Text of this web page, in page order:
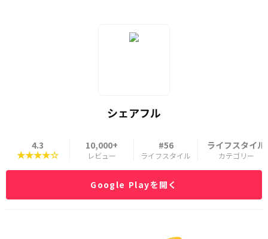
シェアフル
4.3
★★★★☆
10,000+
レビュー
#56
ライフスタイル
ライフスタイル
カテゴリー
Google Playを開く